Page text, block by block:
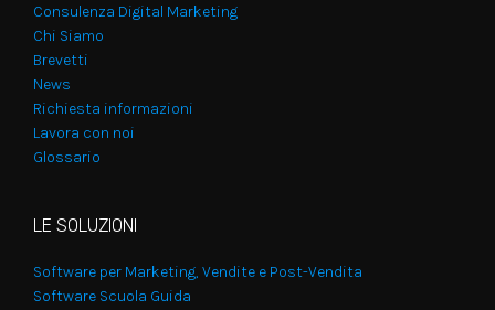
Consulenza Digital Marketing
Chi Siamo
Brevetti
News
Richiesta informazioni
Lavora con noi
Glossario
LE SOLUZIONI
Software per Marketing, Vendite e Post-Vendita
Software Scuola Guida